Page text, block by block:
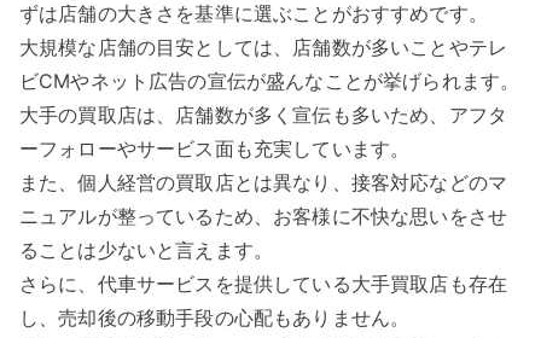
ずは店舗の大きさを基準に選ぶことがおすすめです。
大規模な店舗の目安としては、店舗数が多いことやテレ
ビCMやネット広告の宣伝が盛んなことが挙げられます。
大手の買取店は、店舗数が多く宣伝も多いため、アフタ
ーフォローやサービス面も充実しています。
また、個人経営の買取店とは異なり、接客対応などのマ
ニュアルが整っているため、お客様に不快な思いをさせ
ることは少ないと言えます。
さらに、代車サービスを提供している大手買取店も存在
し、売却後の移動手段の心配もありません。